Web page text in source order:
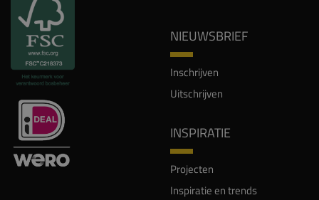
NIEUWSBRIEF
Inschrijven
Uitschrijven
INSPIRATIE
Projecten
Inspiratie en trends